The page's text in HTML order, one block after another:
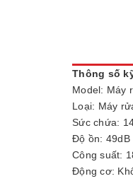
Thông số
Model: Máy
Loại: Máy
Sức chứa:
Độ ồn: 49dB
Công suất:
Động cơ: